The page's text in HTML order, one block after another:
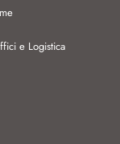
e Logistica